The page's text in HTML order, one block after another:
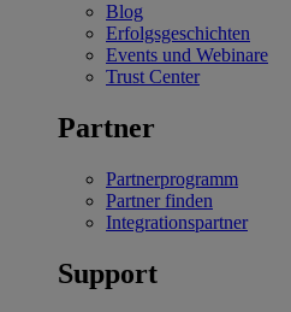
Blog
Erfolgsgeschichten
Events und Webinare
Trust Center
Partner
Partnerprogramm
Partner finden
Integrationspartner
Support